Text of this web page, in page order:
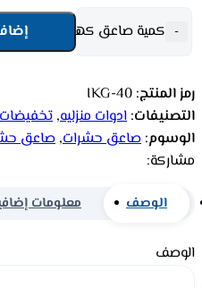
- كمية صاعق كهربائي دوتس للحشرات
رمز المنتج: IKG-40
التصنيفات: ادوات منزليه, تخفيضات
الوسوم: صاعق حشرات,صاعق حشرات
مشاركة:
الوصف معلومات
الوصف